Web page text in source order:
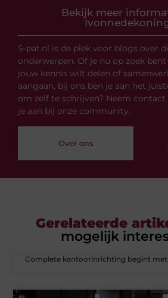
Bekijk meer
S-pat.nl is de plek voor blogs over
onderwerpen. Of je nu op zoek
jouw kennis wilt delen of
aangaan, bij ons ben je aan het
om zelf te schrijven? Neem
je aan bij onze community.
Over ons
Gerelateerde
mogelijk
Complete kantoorinrichting begint